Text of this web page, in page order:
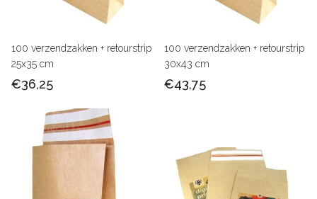
100 verzendzakken + retourstrip
25x35 cm
€36,25
100 verzendzakken + retourstrip
30x43 cm
€43,75